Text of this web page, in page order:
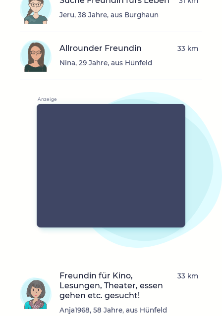
Jeru, 38 Jahre, aus Burghaun
Allrounder Freundin
Nina, 29 Jahre, aus Hünfeld
33 km
Freundin für Kino,
Lesungen, Theater, essen
gehen etc. gesucht!
Anja1968, 58 Jahre, aus Hünfeld
33 km